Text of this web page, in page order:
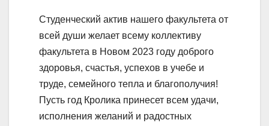
Студенческий актив нашего факультета от
всей души желает всему коллективу
факультета в Новом 2023 году доброго
здоровья, счастья, успехов в учебе и
труде, семейного тепла и благополучия!
Пусть год Кролика принесет всем удачи,
исполнения желаний и радостных